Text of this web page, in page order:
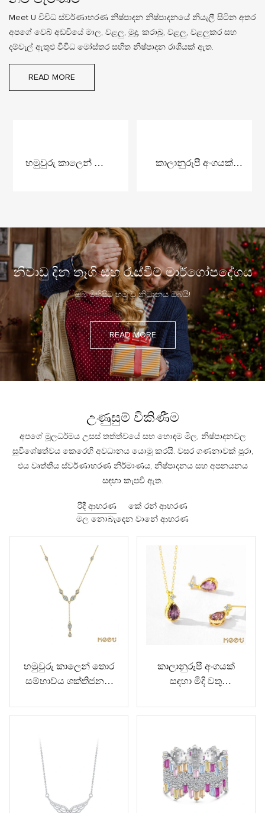
Meet U විවිධ ස්වර්ණාභරණ නිෂ්පාදන නිෂ්පාදනයේ නියැලී සිටින අතර
අපගේ වෙබ් අඩවියේ මාල, වළලු, මුදු, කරාබු, වළලු, වළලුකර සහ
දම්වැල් ඇතුළු විවිධ මෝස්තර සහිත නිෂ්පාදන රාශියක් ඇත.
READ MORE
හමුවුරු කාලෙන් තොර
කාලානුරූපී අංගයක්
නිවාඩු දින තෑගි සහ රැස්වීම් මාර්ගෝපදේශය
ඔබ මිහිපිට හමු වූ නිධානය ඔබයි!
READ MORE
උණුසුම් විකිණීම
අපගේ මූලධර්මය උසස් තත්ත්වයේ සහ හොඳම මිල, නිෂ්පාදනවල
සුවිශේෂත්වය කෙරෙහි අවධානය යොමු කරයි. වසර ගණනාවක් පුරා,
එය වෘත්තීය ස්වර්ණාභරණ නිර්මාණය, නිෂ්පාදනය සහ අපනයනය
සඳහා කැපවී ඇත.
රිදී ආභරණ
කේ රන් ආභරණ
මල නොබැඳෙන වානේ ආභරණ
හමුවුරු කාලෙන් තොර
සම්භාව්ය ශක්තිජනක
කාලානුරූපී අංගයක්
සඳහා මිදි වතු